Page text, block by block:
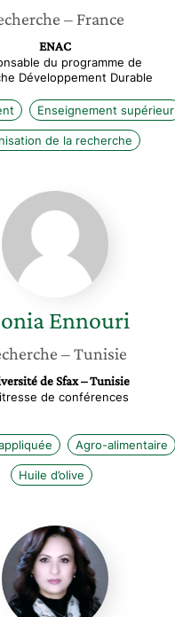
– France
ENAC
du programme de
Développement Durable
Enseignement supérieur
de la recherche
Monia
Ennouri
Ennouri
– Tunisie
de Sfax – Tunisie
de conférences
Agro-alimentaire
Huile d’olive
Imen
Khouni